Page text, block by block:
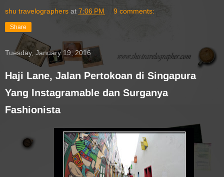
shu travelographers at 7:06 PM 9 comments:
Share
Tuesday, January 19, 2016
Haji Lane, Jalan Pertokoan di Singapura
Yang Instagramable dan Surganya
Fashionista